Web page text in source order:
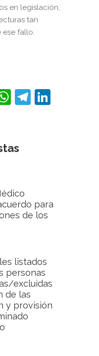
en legislación,
tan
ese fallo.
WhatsApp
para
de los
listados
personas
excluidas
de las
y provisión